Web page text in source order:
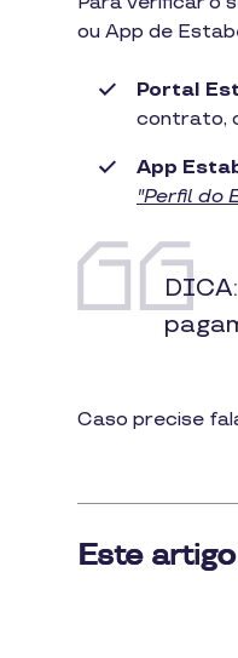
ou App de
Portal
contrato,
App
"Perfil do
Caso precise